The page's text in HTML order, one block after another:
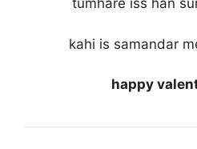
tumhare iss han
kahi is samandar
happy